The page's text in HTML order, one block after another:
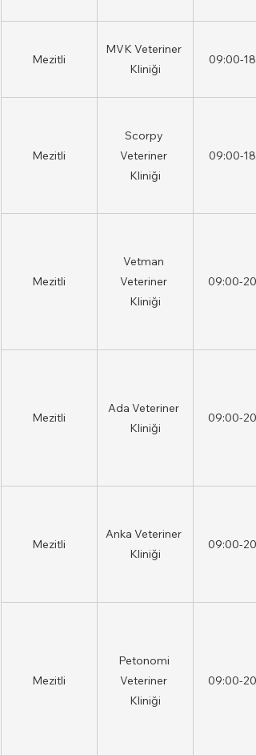
Mezitli
MVK Veteriner
Kliniği
09:00-
Mezitli
Scorpy
Veteriner
Kliniği
09:00-
Mezitli
Vetman
Veteriner
Kliniği
09:00-
Mezitli
Ada Veteriner
Kliniği
09:00-
Mezitli
Anka Veteriner
Kliniği
09:00-
Mezitli
Petonomi
Veteriner
Kliniği
09:00-